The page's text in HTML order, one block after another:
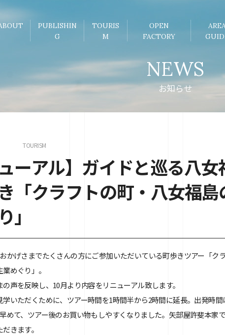
PUBLISHIN
G
TOURIS
M
OPEN
FACTORY
NEWS
お知らせ
TOURISM
ューアル】ガイドと巡る八女
「クラフトの町・八女福島
」
かげさまでたくさんの方にご参加いただいている町歩きツアー「ク
めぐり」。
声を反映し、10月より内容をリニューアル致します。
学いただくために、ツアー時間を1時間半から2時間に延長。出発時間
めて、ツアー後のお買い物もしやすくなりました。矢部屋許斐本家
きます。